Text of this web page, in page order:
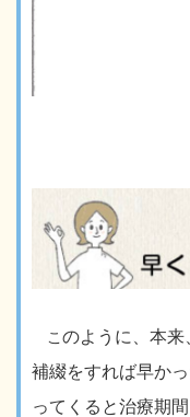
こ のように、本来
補綴をすれば早か
ってくると治療期